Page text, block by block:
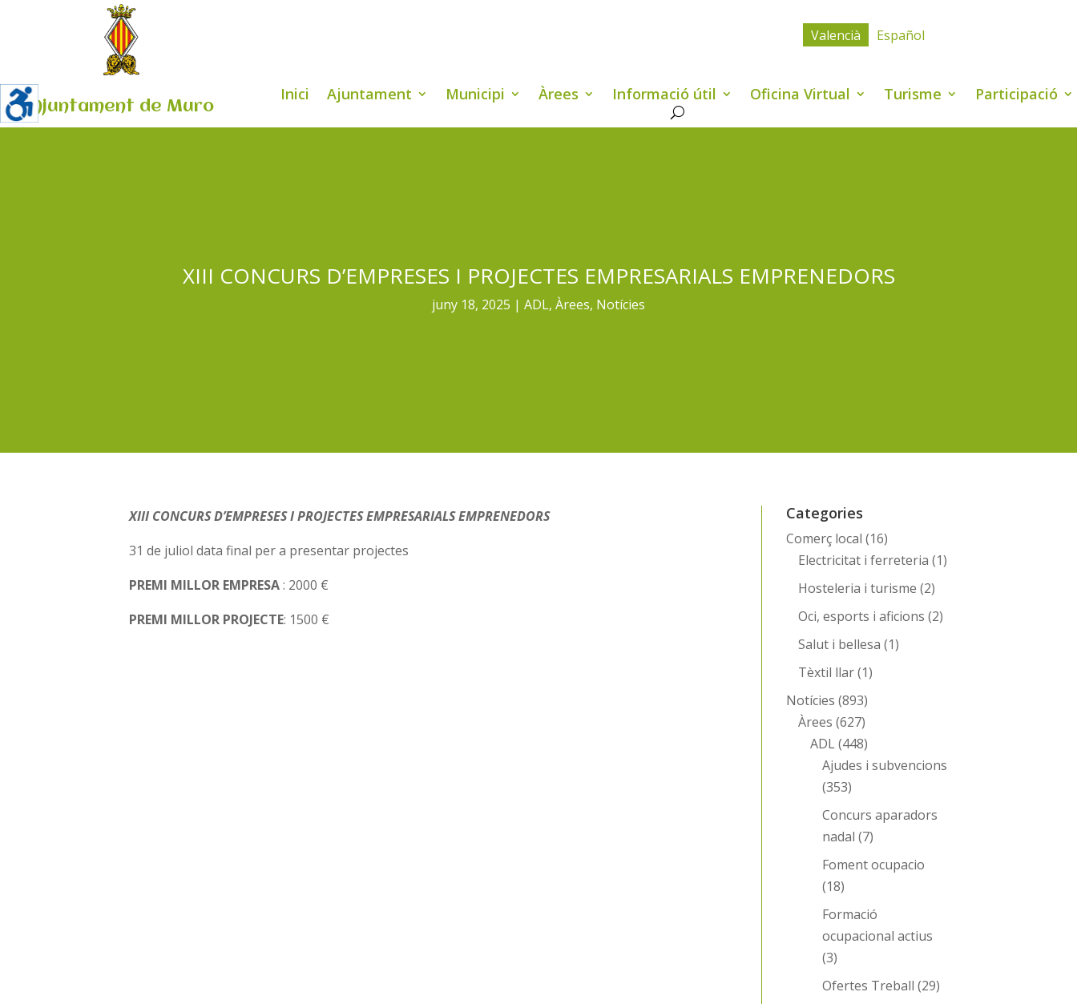
Ajuntament de Muro
Valencià Español
Inici Ajuntament Municipi Àrees Informació útil Oficina Virtual Turisme Participació
XIII CONCURS D’EMPRESES I PROJECTES EMPRESARIALS EMPRENEDORS
juny 18, 2025 ADL, Àrees, Notícies
XIII CONCURS D’EMPRESES I PROJECTES EMPRESARIALS EMPRENEDORS
31 de juliol data final per a presentar projectes
PREMI MILLOR EMPRESA: 2000 €
PREMI MILLOR PROJECTE: 1500 €
Categories
Comerç local (16)
Electricitat i ferreteria (1)
Hosteleria i turisme (2)
Oci, esports i aficions (2)
Salut i bellesa (1)
Tèxtil llar(1)
Notícies (893)
Àrees (627)
ADL(448)
Ajudes i subvencions
(353)
Concurs aparadors
nadal (7)
Foment ocupacio
(18)
Formació
ocupacional actius
(3)
Ofertes Treball (29)